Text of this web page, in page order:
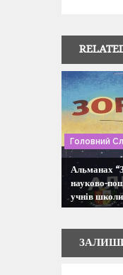
г
а
ц
і
я
з
а
Головний
Альманах
науково-
учнів школи